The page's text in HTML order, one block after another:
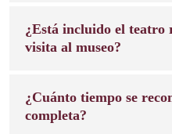
¿Está incluido el teatro
visita al museo?
¿Cuánto tiempo se
completa?